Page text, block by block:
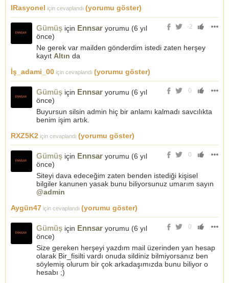
IRasyonel için cevaplandı (yorumu göster)
-2
Gümüş için Ennsar yorumu (6 yıl
önce)
Ne gerek var mailden gönderdim istedi zaten herşey
kayıt Altın da
İş_adami_00 için cevaplandı (yorumu göster)
0
Gümüş için Ennsar yorumu (6 yıl
önce)
Buyursun silsin admin hiç bir anlamı kalmadı savcılıkta
benim işim artık.
RXZ5K2 için cevaplandı (yorumu göster)
0
Gümüş için Ennsar yorumu (6 yıl
önce)
Siteyi dava edeceğim zaten benden istediği kişisel
bilgiler kanunen yasak bunu biliyorsunuz umarım sayın
@admin
Aygün47 için cevaplandı (yorumu göster)
0
Gümüş için Ennsar yorumu (6 yıl
önce)
Size gereken herşeyi yazdım mail üzerinden yan hesap
olarak Bir_fisilti vardı onuda sildiniz bilmiyorsanız ben
söylemiş olurum bir çok arkadaşımızda bunu biliyor o
hesabı ;)